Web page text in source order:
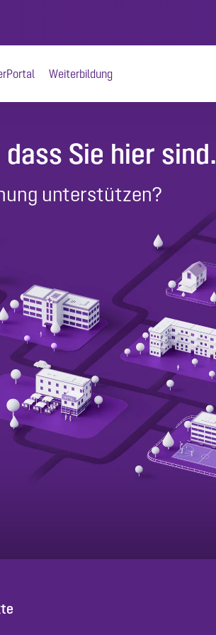
Weiterbildung
dass Sie hier sind.
unterstützen?